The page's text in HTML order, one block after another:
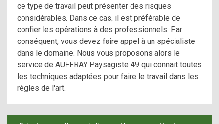
ce type de travail peut présenter des risques
considérables. Dans ce cas, il est préférable de
confier les opérations à des professionnels. Par
conséquent, vous devez faire appel à un spécialiste
dans le domaine. Nous vous proposons alors le
service de AUFFRAY Paysagiste 49 qui connaît toutes
les techniques adaptées pour faire le travail dans les
règles de l'art.